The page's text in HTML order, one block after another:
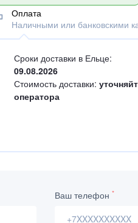
Оплата
Наличными или банковскими
Сроки доставки в Ельце:
09.08.2026
Стоимость доставки:
оператора
Ваш телефон *